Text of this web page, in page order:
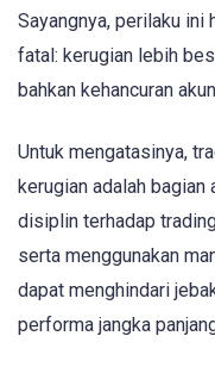
Sayangnya, perilaku ini
fatal: kerugian lebih
bahkan kehancuran
Untuk mengatasinya,
kerugian adalah bagian
disiplin terhadap
serta menggunakan
dapat menghindari
performa jangka